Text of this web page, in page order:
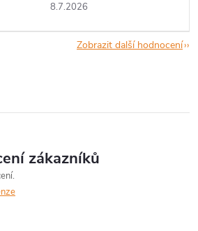
8.7.2026
Zobrazit další hodnocení
zákazníků